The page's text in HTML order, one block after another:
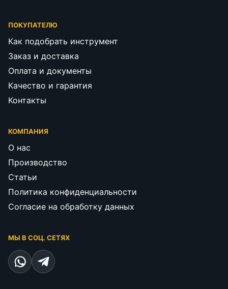
ПОКУПАТЕЛЮ
Как подобрать инструмент
Заказ и доставка
Оплата и документы
Качество и гарантия
Контакты
КОМПАНИЯ
О нас
Производство
Статьи
Политика конфиденциальности
Согласие на обработку данных
МЫ В СОЦ. СЕТЯХ